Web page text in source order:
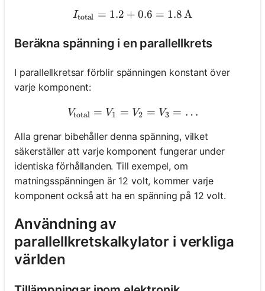
I_{\text{total}} = 1.2 +
Itotal = 1.2 + 0.6 = 1.8A
Beräkna spänning i en parallellkrets
I parallellkretsar förblir spänningen konstant över
varje komponent:
V_{\text{total}} = V_1 =
Vtotal = V1 = V2 = V3 = …
Alla grenar bibehåller denna spänning, vilket
säkerställer att varje komponent fungerar under
identiska förhållanden. Till exempel, om
matningsspänningen är 12 volt, kommer varje
komponent också att ha en spänning på 12 volt.
Användning av
parallellkretskalkylator i verkliga
världen